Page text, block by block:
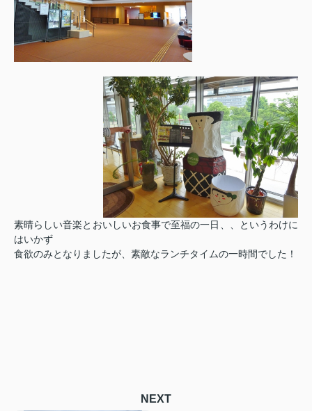
素晴らしい音楽とおいしいお食事で至福の一日、、というわけに
はいかず
食欲のみとなりましたが、素敵なランチタイムの一時間でした！
NEXT